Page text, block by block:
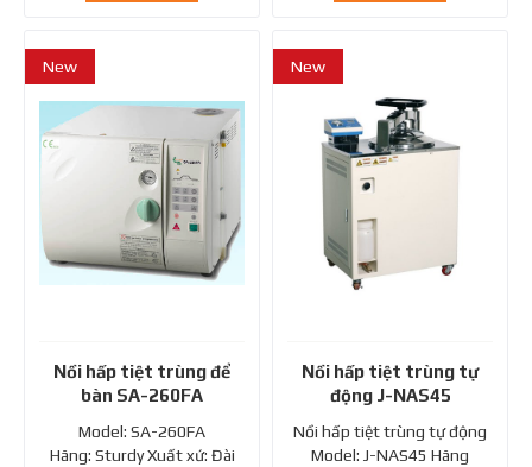
New
Nồi hấp tiệt trùng để
bàn SA-260FA
Model: SA-260FA
Hãng: Sturdy Xuất xứ: Đài
New
Nồi hấp tiệt trùng tự
động J-NAS45
Nồi hấp tiệt trùng tự động
Model: J-NAS45 Hãng